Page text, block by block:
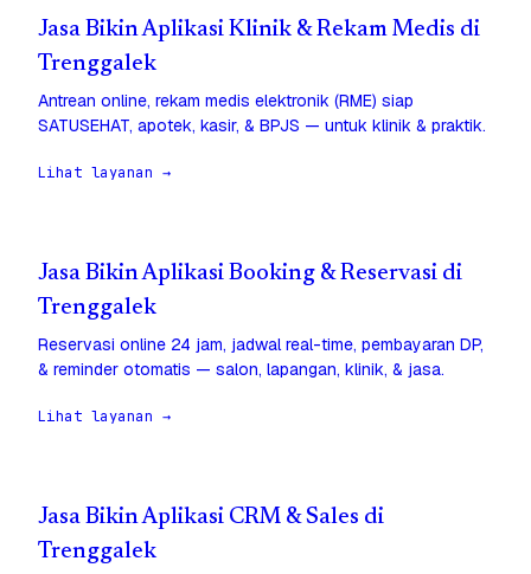
Jasa Bikin Aplikasi Klinik & Rekam Medis di
Trenggalek
Antrean online, rekam medis elektronik (RME) siap
SATUSEHAT, apotek, kasir, & BPJS — untuk klinik & praktik.
Lihat layanan →
Jasa Bikin Aplikasi Booking & Reservasi di
Trenggalek
Reservasi online 24 jam, jadwal real-time, pembayaran DP,
& reminder otomatis — salon, lapangan, klinik, & jasa.
Lihat layanan →
Jasa Bikin Aplikasi CRM & Sales di
Trenggalek